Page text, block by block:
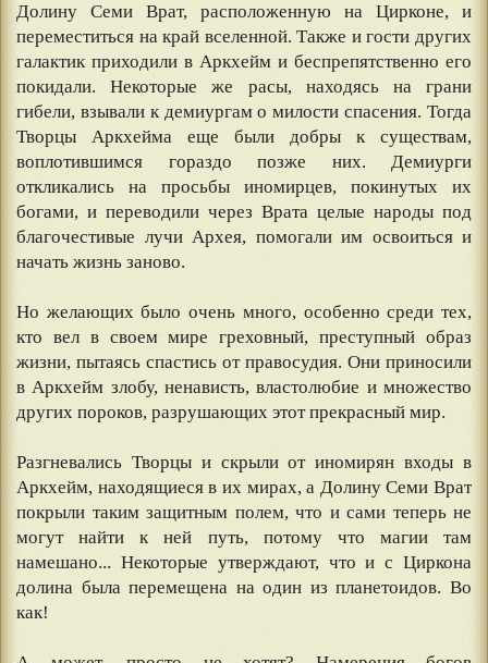
Долину Семи Врат, расположенную на Цирконе, и
переместиться на край вселенной. Также и гости других
галактик приходили в Аркхейм и беспрепятственно его
покидали. Некоторые же расы, находясь на грани
гибели, взывали к демиургам о милости спасения. Тогда
Творцы Аркхейма еще были добры к существам,
воплотившимся гораздо позже них. Демиурги
откликались на просьбы иномирцев, покинутых их
богами, и переводили через Врата целые народы под
благочестивые лучи Архея, помогали им освоиться и
начать жизнь заново.
Но желающих было очень много, особенно среди тех,
кто вел в своем мире греховный, преступный образ
жизни, пытаясь спастись от правосудия. Они приносили
в Аркхейм злобу, ненависть, властолюбие и множество
других пороков, разрушающих этот прекрасный мир.
Разгневались Творцы и скрыли от иномирян входы в
Аркхейм, находящиеся в их мирах, а Долину Семи Врат
покрыли таким защитным полем, что и сами теперь не
могут найти к ней путь, потому что магии там
намешано... Некоторые утверждают, что и с Циркона
долина была перемещена на один из планетоидов. Во
как!